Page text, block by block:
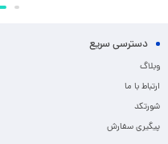
دسترسی سریع
وبلاگ
ارتباط با ما
شورتکد
پیگیری سفارش